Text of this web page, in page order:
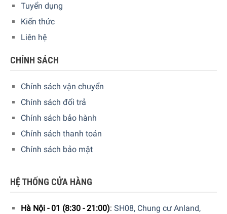
Để tận hưởng hoàn hảo chỉ với một nút nhấn – Chức năng
oneTouch
Dù là latte macchiato, cappuccino kem hay espresso, nhờ
chức năng oneTouch, bạn có thể thưởng thức cà phê hoàn
sữa được pha chế dễ dàng và theo ý muốn của bạn.
Tuyển dụng
Kiến thức
Liên hệ
CHÍNH SÁCH
Chính sách vận chuyển
Chính sách đổi trả
Chính sách bảo hành
Chính sách thanh toán
Chính sách bảo mật
HỆ THỐNG CỬA HÀNG
Hà Nội - 01 (8:30 - 21:00): SH08, Chung cư Anland,